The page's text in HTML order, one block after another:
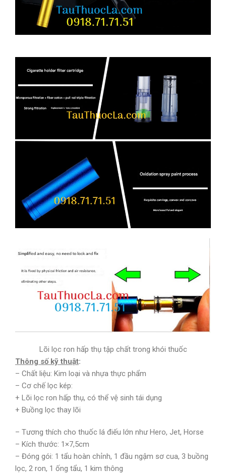
Lõi lọc ron hấp thụ tập chất trong khói thuốc
Thông số kỹ thuật:
– Chất liệu: Kim loại và nhựa thực phẩm
– Cơ chế lọc kép:
+ Lõi lọc ron hấp thụ, có thể vệ sinh tái dụng
+ Buồng lọc thay lõi
– Tương thích cho thuốc lá điếu lớn như Hero, Jet, Horse
– Kích thước: 1×7,5cm
– Đóng gói: 1 tẩu hoàn chỉnh, 1 đầu ngậm sơ cua, 3 buồng
lọc, 2 ron, 1 ống tẩu, 1 kim thông